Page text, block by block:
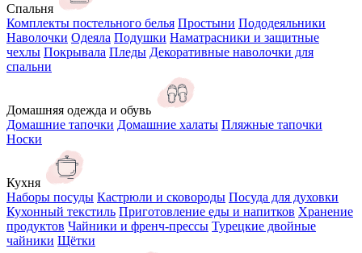
Спальня
Комплекты постельного белья Простыни Пододеяльники
Наволочки Одеяла Подушки Наматрасники и защитные
чехлы Покрывала Пледы Декоративные наволочки для
спальни
Домашняя одежда и обувь
Домашние тапочки Домашние халаты Пляжные тапочки
Носки
Кухня
Наборы посуды Кастрюли и сковороды Посуда для духовки
Кухонный текстиль Приготовление еды и напитков Хранение
продуктов Чайники и френч-прессы Турецкие двойные
чайники Щётки